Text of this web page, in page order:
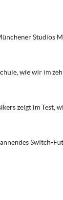
Studios
wie wir im
zeigt im Test,
Switch-